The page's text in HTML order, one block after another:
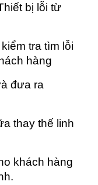
bị lỗi từ
tra tìm lỗi
hàng
đưa ra
thay thế linh
khách hàng